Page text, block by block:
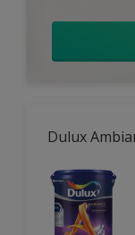
Dulux